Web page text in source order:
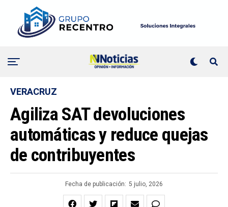
VERACRUZ
Agiliza SAT devoluciones
automáticas y reduce quejas
de contribuyentes
Fecha de publicación: 5 julio, 2026